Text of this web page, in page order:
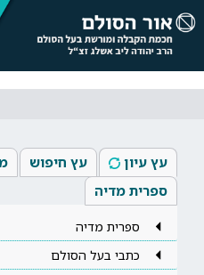
עץ עיון עץ חיפוש
ספרית מדיה
ספרית מדיה
כתבי בעל הסולם